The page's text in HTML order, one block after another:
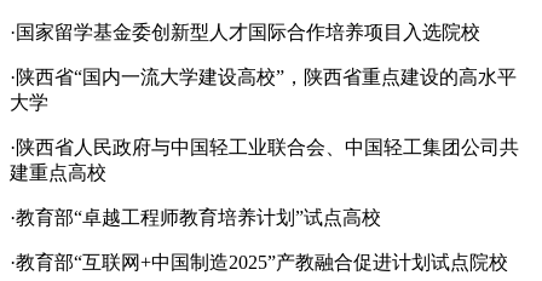
·国家留学基金委创新型人才国际合作培养项目入选院校
·陕西省“国内一流大学建设高校”，陕西省重点建设的高水平
大学
·陕西省人民政府与中国轻工业联合会、中国轻工集团公司共
建重点高校
·教育部“卓越工程师教育培养计划”试点高校
·教育部“互联网+中国制造2025”产教融合促进计划试点院校